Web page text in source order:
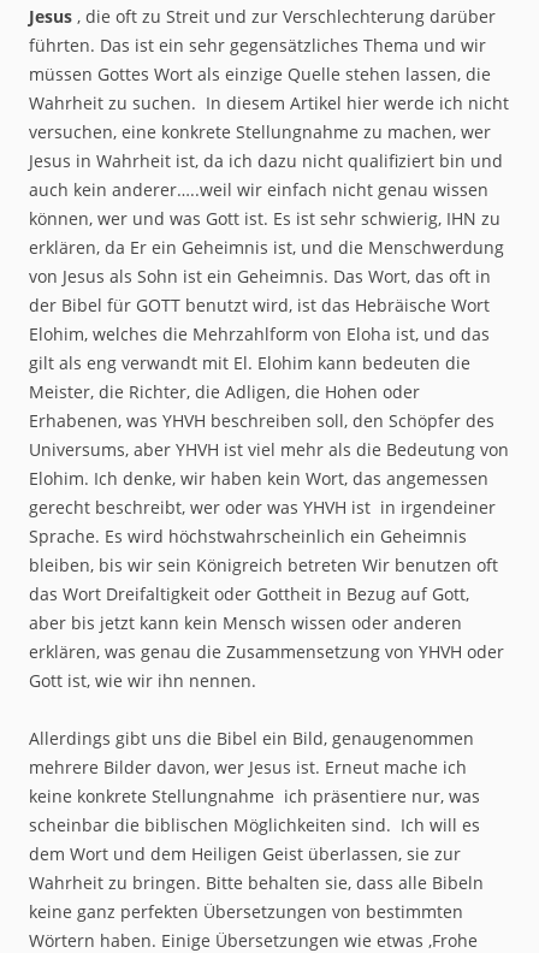
Jesus , die oft zu Streit und zur Verschlechterung darüber
führten. Das ist ein sehr gegensätzliches Thema und wir
müssen Gottes Wort als einzige Quelle stehen lassen, die
Wahrheit zu suchen. In diesem Artikel hier werde ich nicht
versuchen, eine konkrete Stellungnahme zu machen, wer
Jesus in Wahrheit ist, da ich dazu nicht qualifiziert bin und
auch kein anderer…..weil wir einfach nicht genau wissen
können, wer und was Gott ist. Es ist sehr schwierig, IHN zu
erklären, da Er ein Geheimnis ist, und die Menschwerdung
von Jesus als Sohn ist ein Geheimnis. Das Wort, das oft in
der Bibel für GOTT benutzt wird, ist das Hebräische Wort
Elohim, welches die Mehrzahlform von Eloha ist, und das
gilt als eng verwandt mit El. Elohim kann bedeuten die
Meister, die Richter, die Adligen, die Hohen oder
Erhabenen, was YHVH beschreiben soll, den Schöpfer des
Universums, aber YHVH ist viel mehr als die Bedeutung von
Elohim. Ich denke, wir haben kein Wort, das angemessen
gerecht beschreibt, wer oder was YHVH ist in irgendeiner
Sprache. Es wird höchstwahrscheinlich ein Geheimnis
bleiben, bis wir sein Königreich betreten Wir benutzen oft
das Wort Dreifaltigkeit oder Gottheit in Bezug auf Gott,
aber bis jetzt kann kein Mensch wissen oder anderen
erklären, was genau die Zusammensetzung von YHVH oder
Gott ist, wie wir ihn nennen.
Allerdings gibt uns die Bibel ein Bild, genaugenommen
mehrere Bilder davon, wer Jesus ist. Erneut mache ich
keine konkrete Stellungnahme ich präsentiere nur, was
scheinbar die biblischen Möglichkeiten sind. Ich will es
dem Wort und dem Heiligen Geist überlassen, sie zur
Wahrheit zu bringen. Bitte behalten sie, dass alle Bibeln
keine ganz perfekten Übersetzungen von bestimmten
Wörtern haben. Einige Übersetzungen wie etwas ‚Frohe